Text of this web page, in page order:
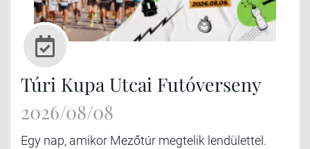
Túri Kupa Utcai Futóverseny
2026/08/08
Egy nap, amikor Mezőtúr megtelik lendülettel.